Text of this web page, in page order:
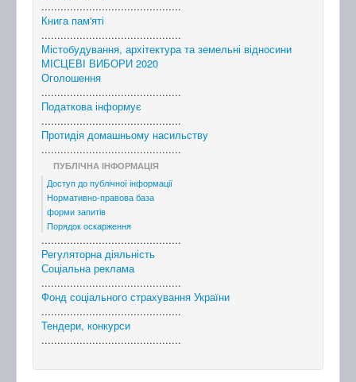
............................................
Книга пам'яті
............................................
Містобудування, архітектура та земельні відносини
МІСЦЕВІ ВИБОРИ 2020
Оголошення
............................................
Податкова інформує
............................................
Протидія домашньому насильству
............................................
ПУБЛІЧНА ІНФОРМАЦІЯ
Доступ до публічної інформації
Нормативно-правова база
форми запитів
Порядок оскарження
............................................
Регуляторна діяльність
Соціальна реклама
............................................
Фонд соціального страхування України
............................................
Тендери, конкурси
............................................